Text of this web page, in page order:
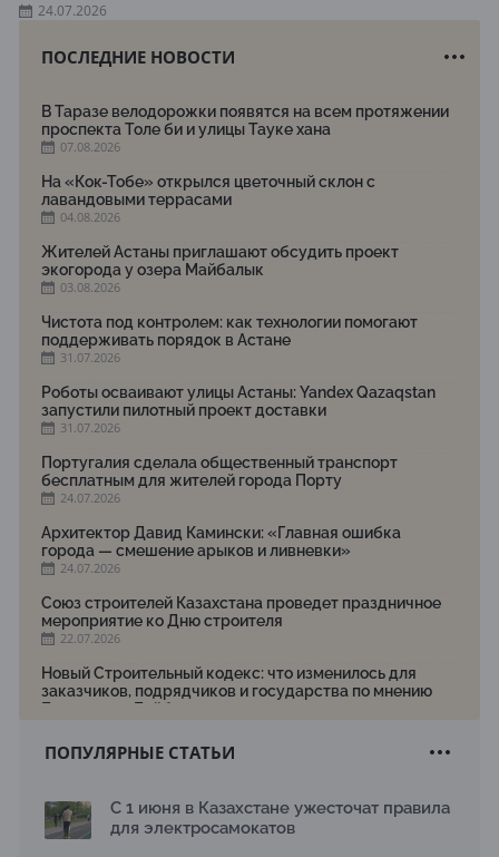
24.07.2026
ПОСЛЕДНИЕ НОВОСТИ
В Таразе велодорожки появятся на всем протяжении
проспекта Толе би и улицы Тауке хана
07.08.2026
На «Кок-Тобе» открылся цветочный склон с
лавандовыми террасами
04.08.2026
Жителей Астаны приглашают обсудить проект
экогорода у озера Майбалык
03.08.2026
Чистота под контролем: как технологии помогают
поддерживать порядок в Астане
31.07.2026
Роботы осваивают улицы Астаны: Yandex Qazaqstan
запустили пилотный проект доставки
31.07.2026
Португалия сделала общественный транспорт
бесплатным для жителей города Порту
24.07.2026
Архитектор Давид Камински: «Главная ошибка
города — смешение арыков и ливневки»
24.07.2026
Союз строителей Казахстана проведет праздничное
мероприятие ко Дню строителя
22.07.2026
Новый Строительный кодекс: что изменилось для
заказчиков, подрядчиков и государства по мнению
Бауыржана Байбахтиева
Яндекс Лавка запустила пилотный проект
Архитектурная премия SÄULE ARCHITEKTURPREIS
ПОПУЛЯРНЫЕ СТАТЬИ
С 1 июня в Казахстане ужесточат правила
для электросамокатов